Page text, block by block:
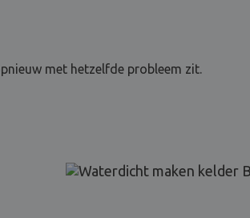
met hetzelfde probleem zit.